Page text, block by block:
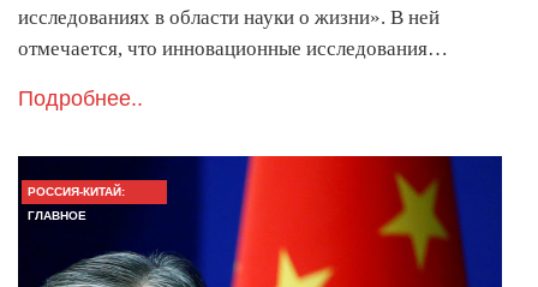
исследованиях в области науки о жизни». В ней
отмечается, что инновационные исследования…
Подробнее..
РОССИЯ-КИТАЙ:
ГЛАВНОЕ